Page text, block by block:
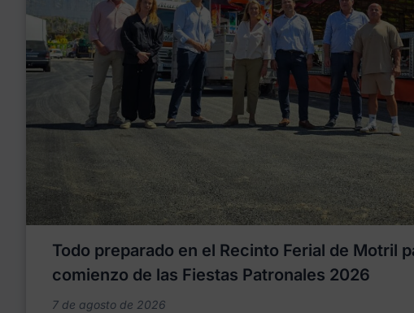
Todo preparado en el Recinto Ferial de Motril
comienzo de las Fiestas Patronales 2026
7 de agosto de 2026